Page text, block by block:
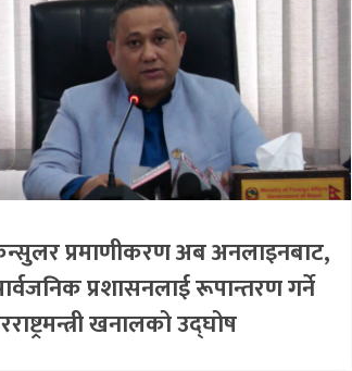
प्रमाणीकरण अब अनलाइनबाट,
प्रशासनलाई रूपान्तरण गर्ने
खनालको उद्घोष